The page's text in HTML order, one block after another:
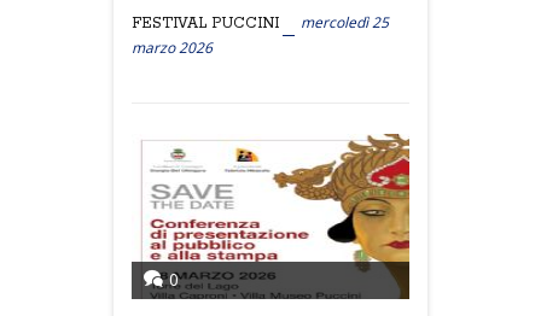
FESTIVAL PUCCINI
mercoledì 25
marzo 2026
0